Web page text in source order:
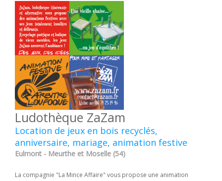
Ludothèque ZaZam
Location de jeux en bois recyclés,
anniversaire, mariage, animation festive
Eulmont - Meurthe et Moselle (54)
La compagnie "La Mince Affaire" vous propose une animation